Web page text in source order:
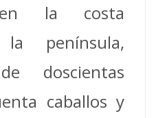
en la costa
península,
doscientas
caballos y